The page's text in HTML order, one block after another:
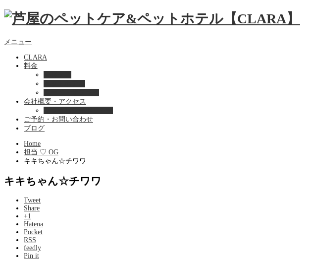
メニュー
CLARA
料金
会社概要・アクセス
ご予約・お問い合わせ
ブログ
Home
担当 ♡ OG
キキちゃん☆チワワ
キキちゃん☆チワワ
Tweet
Share
+1
Hatena
Pocket
RSS
feedly
Pin it